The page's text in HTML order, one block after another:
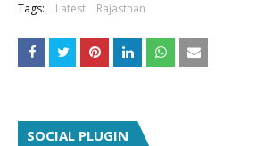
Tags: Latest Rajasthan
SOCIAL PLUGIN